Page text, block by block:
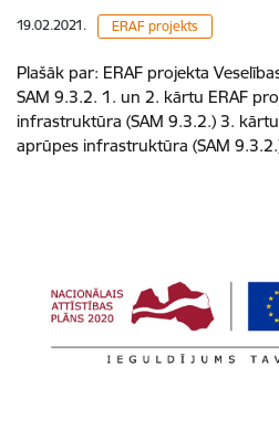
19.02.2021. ERAF projekts
Plašāk par: ERAF projekta
SAM 9.3.2. 1. un 2. kārtu ERAF
infrastruktūra (SAM 9.3.2.) 3.
aprūpes infrastruktūra (SAM